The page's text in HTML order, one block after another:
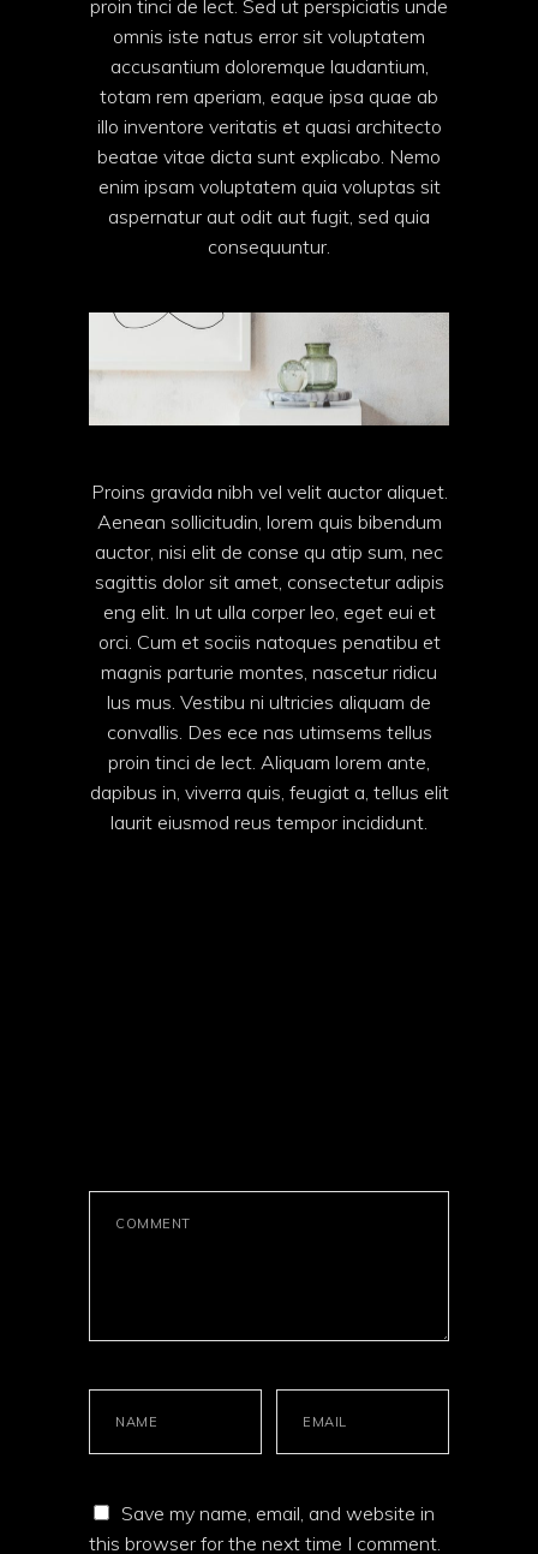
proin tinci de lect. Sed ut perspiciatis unde
omnis iste natus error sit voluptatem
accusantium doloremque laudantium,
totam rem aperiam, eaque ipsa quae ab
illo inventore veritatis et quasi architecto
beatae vitae dicta sunt explicabo. Nemo
enim ipsam voluptatem quia voluptas sit
aspernatur aut odit aut fugit, sed quia
consequuntur.
Proins gravida nibh vel velit auctor aliquet.
Aenean sollicitudin, lorem quis bibendum
auctor, nisi elit de conse qu atip sum, nec
sagittis dolor sit amet, consectetur adipis
eng elit. In ut ulla corper leo, eget eui et
orci. Cum et sociis natoques penatibu et
magnis parturie montes, nascetur ridicu
lus mus. Vestibu ni ultricies aliquam de
convallis. Des ece nas utimsems tellus
proin tinci de lect. Aliquam lorem ante,
dapibus in, viverra quis, feugiat a, tellus elit
laurit eiusmod reus tempor incididunt.
Save my name, email, and website in
this browser for the next time I comment.